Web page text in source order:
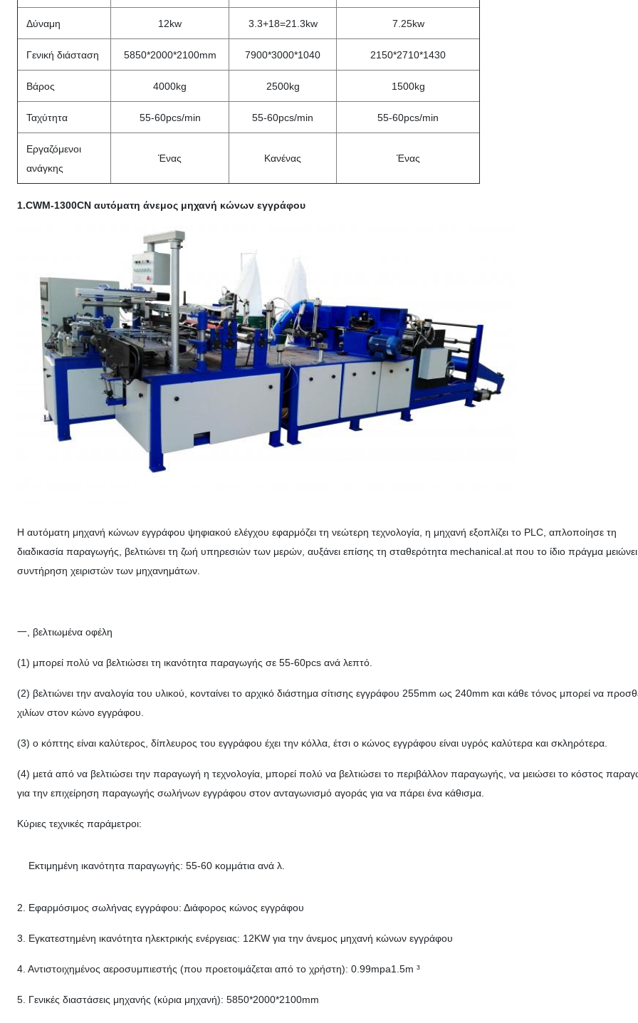
Δύναμη 12kw 3.3+18=21.3kw 7.25kw
Γενική διάσταση 5850*2000*2100mm 7900*3000*1040 2150*2710*1430
Βάρος 4000kg 2500kg 1500kg
Ταχύτητα 55-60pcs/min 55-60pcs/min 55-60pcs/min
Εργαζόμενοι
ανάγκης
Ένας Κανένας Ένας
1.CWM-1300CN αυτόματη άνεμος μηχανή κώνων εγγράφου
Η αυτόματη μηχανή κώνων εγγράφου ψηφιακού ελέγχου εφαρμόζει τη νεώτερη τεχνολογία, η μηχανή εξοπλίζει το PLC, απλοποίησε τη
διαδικασία παραγωγής, βελτιώνει τη ζωή υπηρεσιών των μερών, αυξάνει επίσης τη σταθερότητα mechanical.at που το ίδιο πράγμα
συντήρηση χειριστών των μηχανημάτων.
一, βελτιωμένα οφέλη
(1) μπορεί πολύ να βελτιώσει τη ικανότητα παραγωγής σε 55-60pcs ανά λεπτό.
(2) βελτιώνει την αναλογία του υλικού, κονταίνει το αρχικό διάστημα σίτισης εγγράφου 255mm ως 240mm και κάθε τόνος μπορεί να
χιλίων στον κώνο εγγράφου.
(3) ο κόπτης είναι καλύτερος, δίπλευρος του εγγράφου έχει την κόλλα, έτσι ο κώνος εγγράφου είναι υγρός καλύτερα και σκληρότερα.
(4) μετά από να βελτιώσει την παραγωγή η τεχνολογία, μπορεί πολύ να βελτιώσει το περιβάλλον παραγωγής, να μειώσει το κόστος
για την επιχείρηση παραγωγής σωλήνων εγγράφου στον ανταγωνισμό αγοράς για να πάρει ένα κάθισμα.
Κύριες τεχνικές παράμετροι:
Εκτιμημένη ικανότητα παραγωγής: 55-60 κομμάτια ανά λ.
2. Εφαρμόσιμος σωλήνας εγγράφου: Διάφορος κώνος εγγράφου
3. Εγκατεστημένη ικανότητα ηλεκτρικής ενέργειας: 12KW για την άνεμος μηχανή κώνων εγγράφου
4. Αντιστοιχημένος αεροσυμπιεστής (που προετοιμάζεται από το χρήστη): 0.99mpa1.5m ³
5. Γενικές διαστάσεις μηχανής (κύρια μηχανή): 5850*2000*2100mm